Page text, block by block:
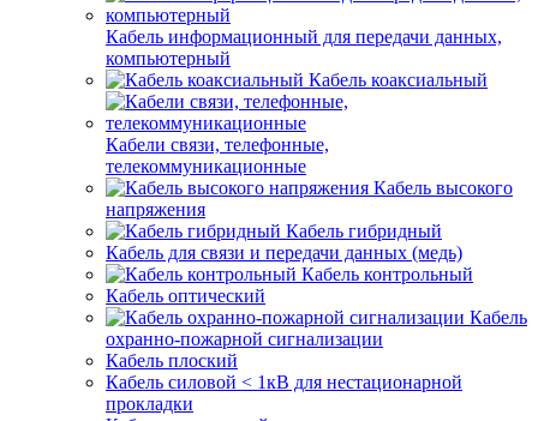
Кабель информационный для передачи данных,
компьютерный
Кабель коаксиальный
Кабели связи, телефонные,
телекоммуникационные
Кабель высокого
напряжения
Кабель гибридный
Кабель для связи и передачи данных (медь)
Кабель контрольный
Кабель оптический
Кабель
охранно-пожарной сигнализации
Кабель плоский
Кабель силовой < 1кВ для нестационарной
прокладки